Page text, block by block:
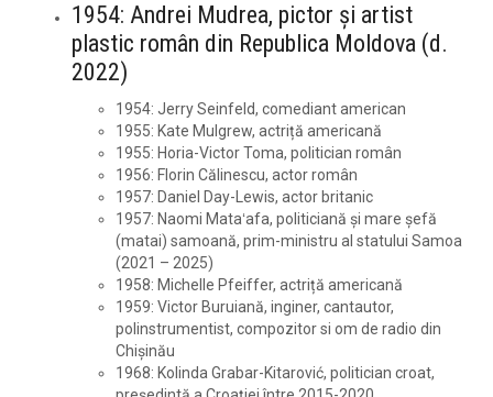
1954: Andrei Mudrea, pictor și artist
plastic român din Republica Moldova (d.
2022)
1954: Jerry Seinfeld, comediant american
1955: Kate Mulgrew, actriță americană
1955: Horia-Victor Toma, politician român
1956: Florin Călinescu, actor român
1957: Daniel Day-Lewis, actor britanic
1957: Naomi Mataʻafa, politiciană și mare șefă
(matai) samoană, prim-ministru al statului Samoa
(2021 – 2025)
1958: Michelle Pfeiffer, actriță americană
1959: Victor Buruiană, inginer, cantautor,
polinstrumentist, compozitor si om de radio din
Chișinău
1968: Kolinda Grabar-Kitarović, politician croat,